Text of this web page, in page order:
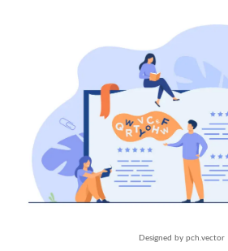
Designed by pch.vector